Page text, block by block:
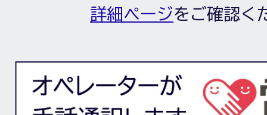
詳細ページをご確認く